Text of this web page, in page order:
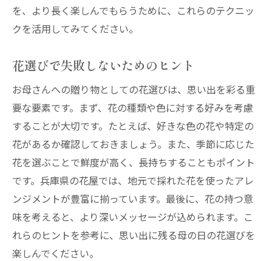
を、より長く楽しんでもらうために、これらのテクニッ
クを活用してみてください。
花選びで失敗しないためのヒント
お母さんへの贈り物としての花選びは、思い出を彩る重
要な要素です。まず、花の種類や色に対する好みを考慮
することが大切です。たとえば、好きな色の花や特定の
花があるか確認しておきましょう。また、季節に応じた
花を選ぶことで鮮度が高く、長持ちすることもポイント
です。兵庫県の花屋では、地元で採れた花を使ったアレ
ンジメントが豊富に揃っています。最後に、花の持つ意
味を考えると、より深いメッセージが込められます。こ
れらのヒントを参考に、思い出に残る母の日の花選びを
楽しんでください。